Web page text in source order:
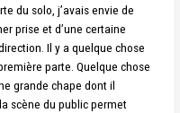
du solo, j’avais envie de
prise et d’une certaine
Il y a quelquechose
parte. Quelque chose
grande chape dont il
scène du publicpermet